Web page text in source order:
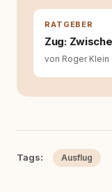
RATGEBER
Zug:
von Roger Klein
Tags: Ausflug